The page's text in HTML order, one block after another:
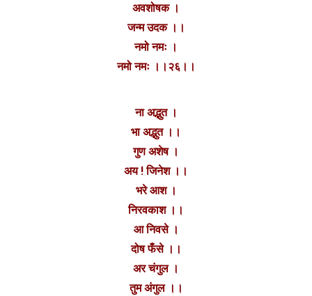
अवशोषक ।
जन्म उदक ।।
नमो नमः ।
नमो नमः ।।२६।।
ना अद्भुत ।
भा अद्भुत ।।
गुण अशेष ।
अय ! जिनेश ।।
भरे आश ।
निरवकाश ।।
आ निवसे ।
दोष फँसे ।।
अर चंगुल ।
तुम अंगुल ।।